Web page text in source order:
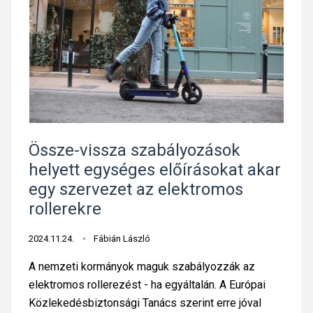
á
b
l
á
k
a
a
t
t
e
g
y
é
b
ú
j
z
a
b
o
k
b
l
e
g
v
a
k
m
r
ő
b
f
ő
r
Össze-vissza szabályozások
helyett egységes előírásokat akar
egy szervezet az elektromos
rollerekre
2024.11.24. Fábián László
A nemzeti kormányok maguk szabályozzák az
elektromos rollerezést - ha egyáltalán. A Európai
Közlekedésbiztonsági Tanács szerint erre jóval